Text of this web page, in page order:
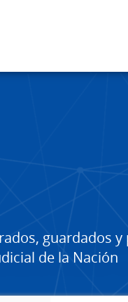
guardados
de la Nación